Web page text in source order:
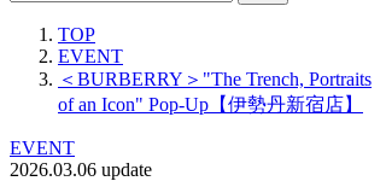
TOP
EVENT
＜BURBERRY＞"The Trench, Portraits
of an Icon" Pop-Up【伊勢丹新宿店】
EVENT
2026.03.06 update